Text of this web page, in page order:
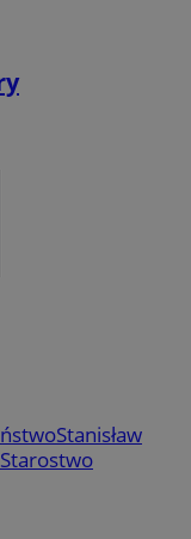
Stanisław
Starostwo